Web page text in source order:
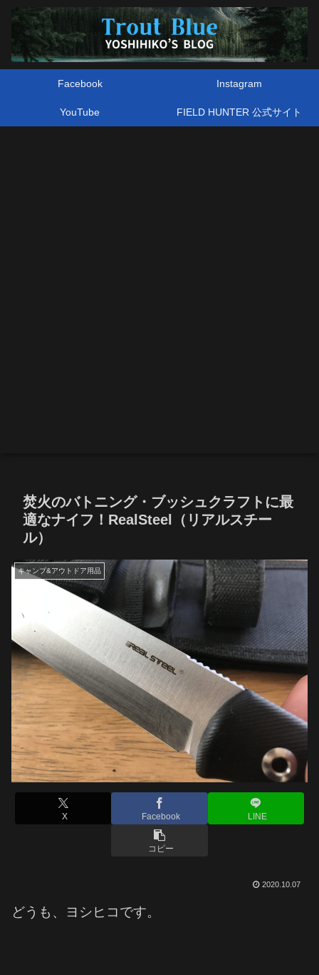
Facebook Instagram
YouTube FIELD HUNTER 公式サイト
焚火のバトニング・ブッシュクラフトに最
適なナイフ！RealSteel（リアルスチー
ル）
キャンプ&アウトドア用品
X Facebook LINE
コピー
2020.10.07
どうも、ヨシヒコです。